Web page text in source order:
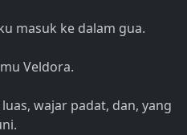
masuk ke dalam gua.
Veldora.
wajar padat, dan, yang